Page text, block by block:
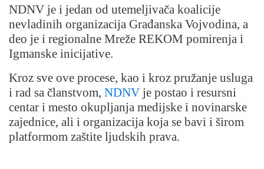
NDNV je i jedan od utemeljivača koalicije
nevladinih organizacija Građanska Vojvodina, a
deo je i regionalne Mreže REKOM pomirenja i
Igmanske inicijative.
Kroz sve ove procese, kao i kroz pružanje usluga
i rad sa članstvom, NDNV je postao i resursni
centar i mesto okupljanja medijske i novinarske
zajednice, ali i organizacija koja se bavi i širom
platformom zaštite ljudskih prava.